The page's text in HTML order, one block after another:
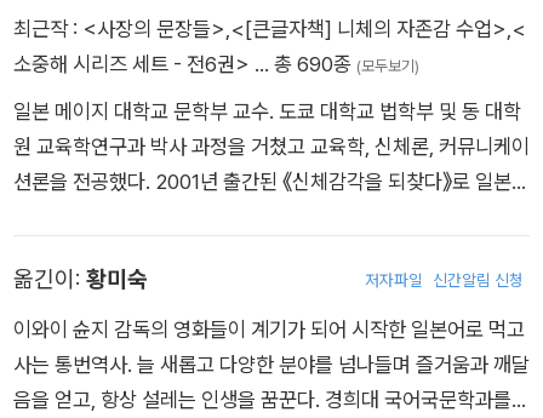
훈을 가르칩니다. 그래서 이 책을 추천합니다.
최근작 : <사장의 문장들>,<[큰글자책] 니체의 자존감 수업>,<
소중해 시리즈 세트 - 전6권> … 총 690종 (모두보기)
일본 메이지 대학교 문학부 교수. 도쿄 대학교 법학부 및 동 대학
원 교육학연구과 박사 과정을 거쳤고 교육학, 신체론, 커뮤니케이
션론을 전공했다. 2001년 출간된 《신체감각을 되찾다》로 일본에
상 특별상’을 수상했다. 언어학, 교육학, 문학, 철학, 역사 등 다양
한 분야의 지식을 바탕으로 글쓰기를 하고 있다. 끊임없이 대중과
소통하며 일본 최고의 교육전문가이자 CEO들의 멘토로 자리잡
았다. 50여 권이 넘는 저서를 집필하며 특히나 독서와 글쓰기를
옮긴이: 황미숙 저자파일 신간알림 신청
이와이 슌지 감독의 영화들이 계기가 되어 시작한 일본어로 먹고
사는 통번역사. 늘 새롭고 다양한 분야를 넘나들며 즐거움과 깨달
음을 얻고, 항상 설레는 인생을 꿈꾼다. 경희대 국어국문학과를